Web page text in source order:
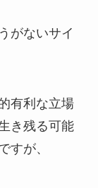
がないサイ
有利な立場
き残る可能
すが、